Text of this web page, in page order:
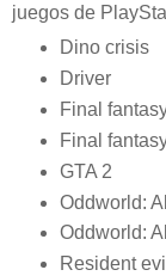
juegos de
Dino crisis
Driver
Final
Final fantasy
GTA 2
Oddworld:
Oddworld:
Resident evil